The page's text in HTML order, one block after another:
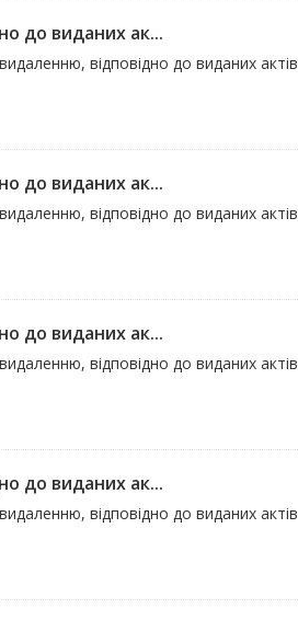
до виданих ак...
відповідно до виданих актів
до виданих ак...
відповідно до виданих актів
до виданих ак...
відповідно до виданих актів
до виданих ак...
відповідно до виданих актів